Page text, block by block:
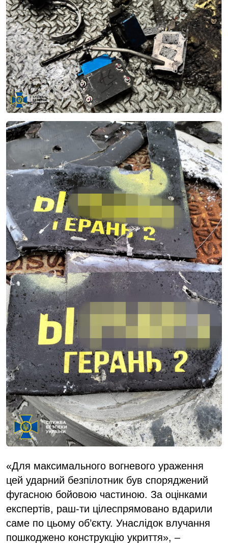
«Для максимального вогневого ураження
цей ударний безпілотник був споряджений
фугасною бойовою частиною. За оцінками
експертів, раш-ти цілеспрямовано вдарили
саме по цьому об’єкту. Унаслідок влучання
пошкоджено конструкцію укриття», –